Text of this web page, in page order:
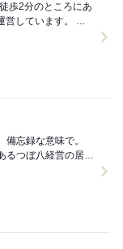
歩2分のところにあ
忘録な意味で。
るつぼ八経営の居酒